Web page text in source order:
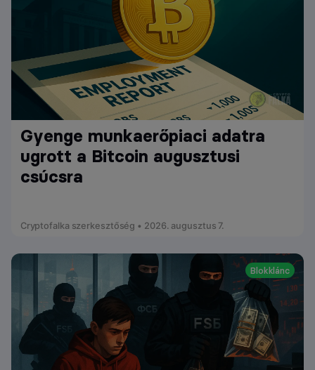
Gyenge munkaerőpiaci adatra
ugrott a Bitcoin augusztusi
csúcsra
Cryptofalka szerkesztőség • 2026. augusztus 7.
Blokklánc